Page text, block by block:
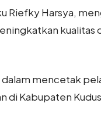
Riefky Harsya,
dalam mencetak
di Kabupaten